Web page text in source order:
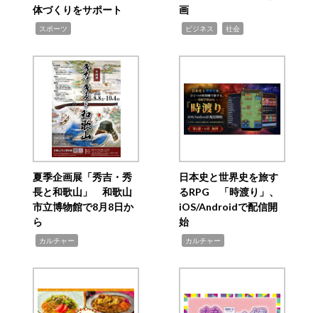
体づくりをサポート
スポーツ
画
ビジネス 社会
夏季企画展「秀吉・秀
長と和歌山」 和歌山
市立博物館で8月8日か
ら
カルチャー
日本史と世界史を旅す
るRPG 「時渡り」、
iOS/Androidで配信開
始
カルチャー